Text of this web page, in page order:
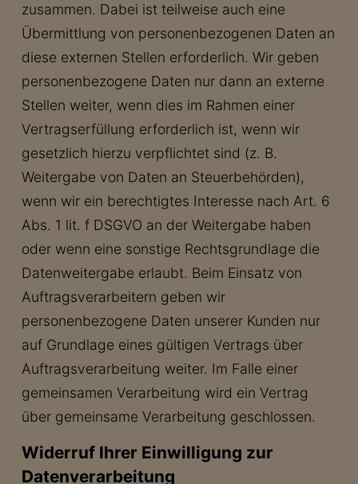
zusammen. Dabei ist teilweise auch eine
Übermittlung von personenbezogenen Daten an
diese externen Stellen erforderlich. Wir geben
personenbezogene Daten nur dann an externe
Stellen weiter, wenn dies im Rahmen einer
Vertragserfüllung erforderlich ist, wenn wir
gesetzlich hierzu verpflichtet sind (z. B.
Weitergabe von Daten an Steuerbehörden),
wenn wir ein berechtigtes Interesse nach Art. 6
Abs. 1 lit. f DSGVO an der Weitergabe haben
oder wenn eine sonstige Rechtsgrundlage die
Datenweitergabe erlaubt. Beim Einsatz von
Auftragsverarbeitern geben wir
personenbezogene Daten unserer Kunden nur
auf Grundlage eines gültigen Vertrags über
Auftragsverarbeitung weiter. Im Falle einer
gemeinsamen Verarbeitung wird ein Vertrag
über gemeinsame Verarbeitung geschlossen.
Widerruf Ihrer Einwilligung zur
Datenverarbeitung